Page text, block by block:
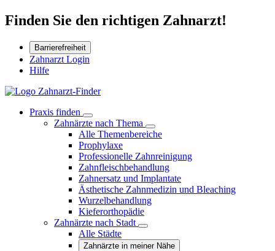
Finden Sie den richtigen Zahnarzt!
Barrierefreiheit
Zahnarzt Login
Hilfe
Praxis finden
Zahnärzte nach Thema
Alle Themenbereiche
Prophylaxe
Professionelle Zahnreinigung
Zahnfleischbehandlung
Zahnersatz und Implantate
Ästhetische Zahnmedizin und Bleaching
Wurzelbehandlung
Kieferorthopädie
Zahnärzte nach Stadt
Alle Städte
Zahnärzte in meiner Nähe